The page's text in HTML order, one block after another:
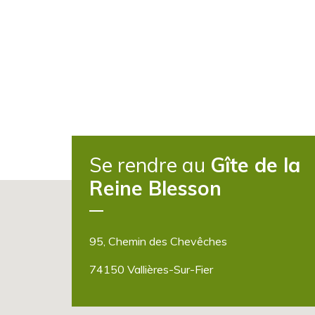
Se rendre au Gîte de la
Reine Blesson
95, Chemin des Chevêches
74150 Vallières-Sur-Fier